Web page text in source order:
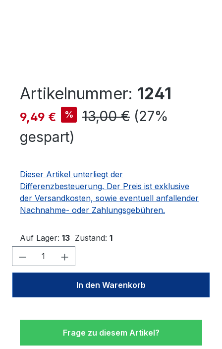
Artikelnummer: 1241
Verkaufspreis:
9,49 € % Regulärer Preis:
13,00 € (27%
gespart)
Dieser Artikel unterliegt der
Differenzbesteuerung. Der Preis ist exklusive
der Versandkosten, sowie eventuell anfallender
Nachnahme- oder Zahlungsgebühren.
Auf Lager: 13 Zustand: 1
Produkt Anzahl: Gib den
In den Warenkorb
Frage zu diesem Artikel?